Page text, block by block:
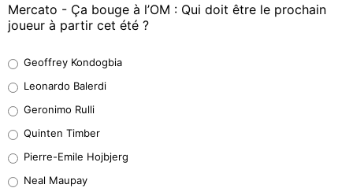
Mercato - Ça bouge à l’OM : Qui doit être le prochain
joueur à partir cet été ?
38%
32%
5%
Geoffrey Kondogbia
Leonardo Balerdi
Geronimo Rulli
Quinten Timber
Pierre-Emile Hojbjerg
Neal Maupay